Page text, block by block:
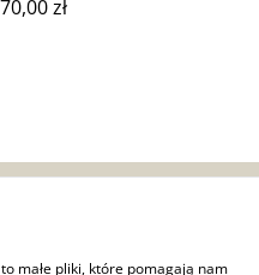
70,00 zł
małe pliki, które pomagają nam